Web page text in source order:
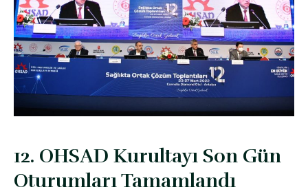
12. OHSAD Kurultayı Son Gün
Oturumları Tamamlandı